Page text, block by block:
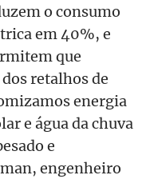
o consumo
em 40%, e
que
retalhos de
energia
e água da chuva
e
engenheiro